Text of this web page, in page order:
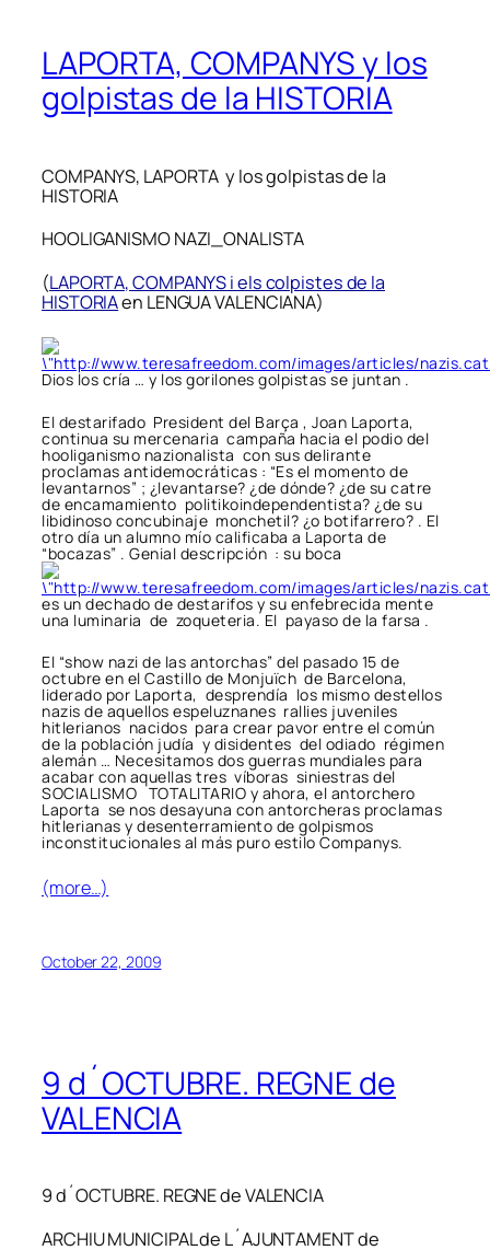
LAPORTA, COMPANYS y los
golpistas de la HISTORIA
COMPANYS, LAPORTA y los golpistas de la
HISTORIA
HOOLIGANISMO NAZI_ONALISTA
(LAPORTA, COMPANYS i els colpistes de la
HISTORIAen LENGUA VALENCIANA)
Dios los cría … y los gorilones golpistas se juntan .
El destarifado President del Barça , Joan Laporta,
continua su mercenaria campaña hacia el podio del
hooliganismo nazionalista con sus delirante
proclamas antidemocráticas : “Es el momento de
levantarnos” ; ¿levantarse? ¿de dónde? ¿de su catre
de encamamiento politikoindependentista? ¿de su
libidinoso concubinaje monchetil? ¿o botifarrero? . El
otro día un alumno mío calificaba a Laporta de
“bocazas” . Genial descripción : su boca
es un dechado de destarifos y su enfebrecida mente
una luminaria de zoqueteria. El payaso de la farsa .
El “show nazi de las antorchas” del pasado 15 de
octubre en el Castillo de Monjuïch de Barcelona,
liderado por Laporta, desprendía los mismo destellos
nazis de aquellos espeluznanes rallies juveniles
hitlerianos nacidos para crear pavor entre el común
de la población judía y disidentes del odiado régimen
alemán … Necesitamos dos guerras mundiales para
acabar con aquellas tres víboras siniestras del
SOCIALISMO TOTALITARIO y ahora, el antorchero
Laporta se nos desayuna con antorcheras proclamas
hitlerianas y desenterramiento de golpismos
inconstitucionales al más puro estilo Companys.
(more…)
October 22, 2009
9 d´OCTUBRE. REGNE de
VALENCIA
9 d´OCTUBRE. REGNE de VALENCIA
ARCHIU MUNICIPAL de L´AJUNTAMENT de